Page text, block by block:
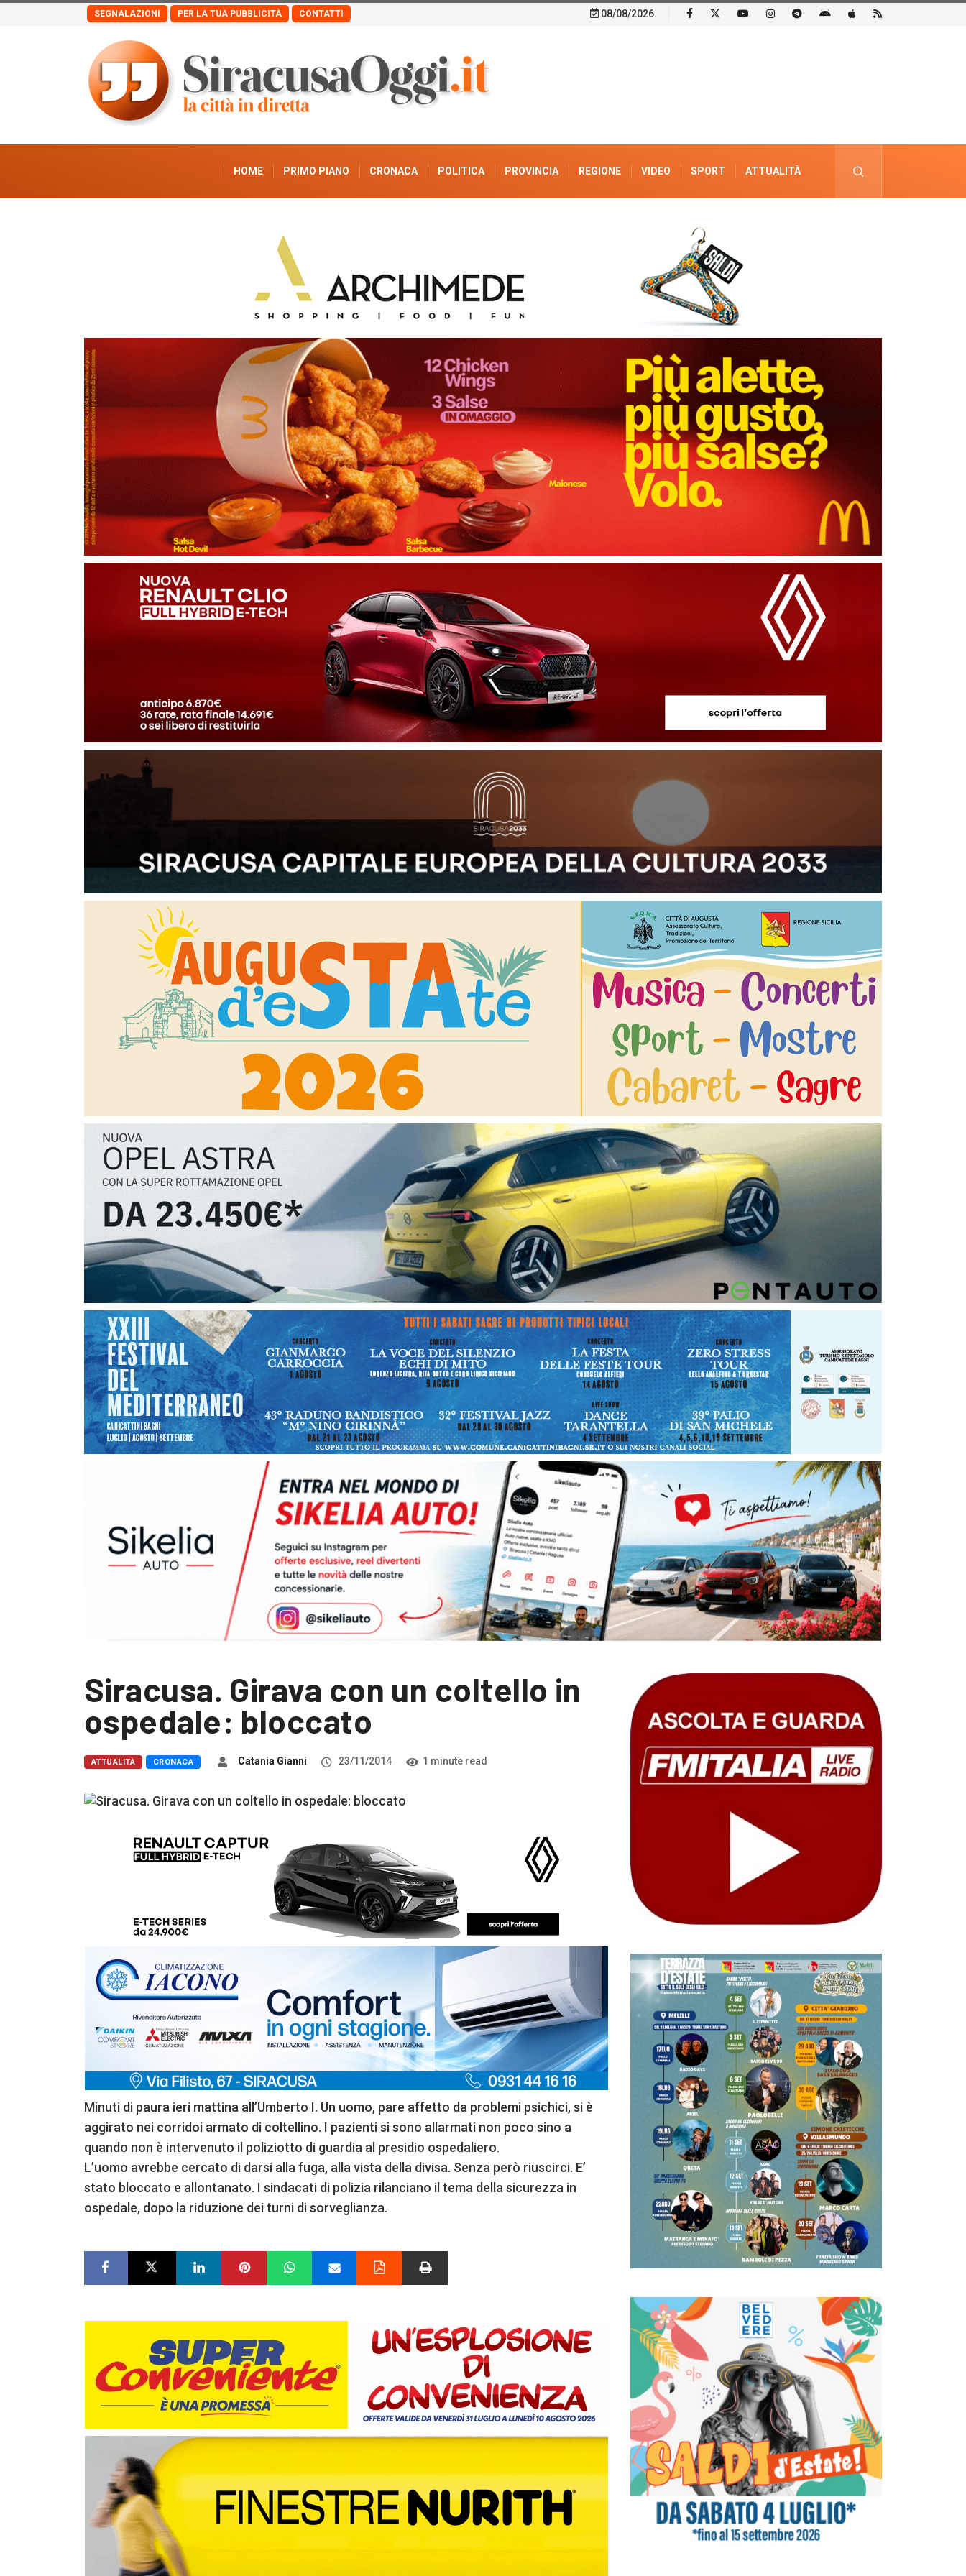
SEGNALAZIONI PER LA TUA PUBBLICITÀ CONTATTI 08/08/2026
HOME PRIMO PIANO CRONACA POLITICA PROVINCIA REGIONE VIDEO SPORT ATTUALITÀ
PUBBLICITÀ ELETTORALE
Siracusa. Girava con un coltello in
ospedale: bloccato
ATTUALITÀ CRONACA Catania Gianni 23/11/2014 1 minute read
Minuti di paura ieri mattina all’Umberto I. Un uomo, pare affetto da problemi psichici, si è
aggirato nei corridoi armato di coltellino. I pazienti si sono allarmati non poco sino a
quando non è intervenuto il poliziotto di guardia al presidio ospedaliero.
L’uomo avrebbe cercato di darsi alla fuga, alla vista della divisa. Senza però riuscirci. E’
stato bloccato e allontanato. I sindacati di polizia rilanciano il tema della sicurezza in
ospedale, dopo la riduzione dei turni di sorveglianza.